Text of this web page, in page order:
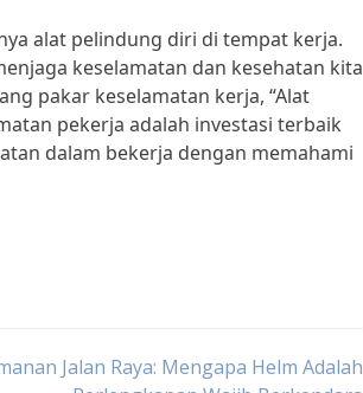
alat pelindung diri di tempat kerja.
keselamatan dan kesehatan kita
pakar keselamatan kerja, “Alat
pekerja adalah investasi terbaik
dalam bekerja dengan memahami
Jalan Raya: Mengapa Helm Adalah